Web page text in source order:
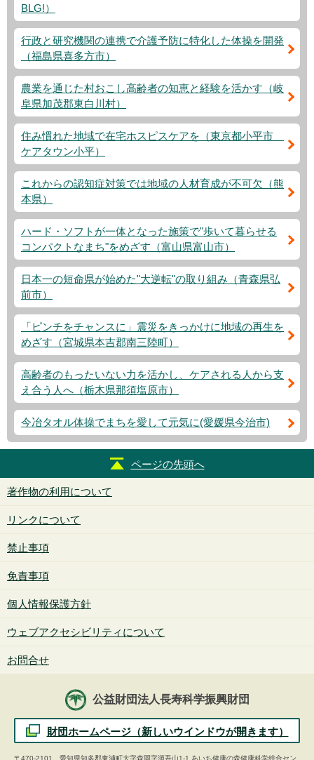
BLG!）
行政と研究機関の連携で介護予防に特化した体操を開発
（福島県喜多方市）
農業を通じた村おこし高齢者の知恵と経験を活かす（岐
阜県加茂郡東白川村）
住み慣れた地域で在宅ホスピスケアを（東京都小平市
ケアタウン小平）
これからの認知症対策では地域の人材育成が不可欠（熊
本県）
ハード・ソフトが一体となった施策で"歩いて暮らせる
コンパクトなまち"をめざす（富山県富山市）
日本一の短命県が始めた"大逆転"の取り組み（青森県弘
前市）
「ピンチをチャンスに」震災をきっかけに地域の再生を
めざす（宮城県本吉郡南三陸町）
高齢者のもったいない力を活かし、ケアされる人から支
え合う人へ（栃木県那須塩原市）
今冶タオル体操でまちを愛して元気に(愛媛県今治市)
ページの先頭へ
著作物の利用について
リンクについて
禁止事項
免責事項
個人情報保護方針
ウェブアクセシビリティについて
お問合せ
公益財団法人長寿科学振興財団
財団ホームページ（新しいウインドウが開きます）